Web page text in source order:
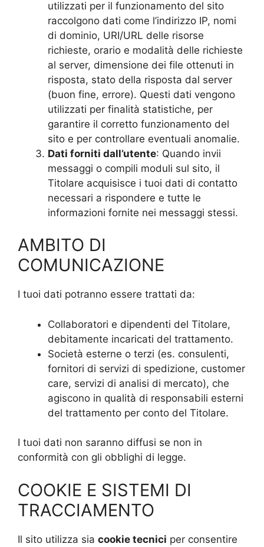
utilizzati per il funzionamento del sito
raccolgono dati come l’indirizzo IP, nomi
di dominio, URI/URL delle risorse
richieste, orario e modalità delle richieste
al server, dimensione dei file ottenuti in
risposta, stato della risposta dal server
(buon fine, errore). Questi dati vengono
utilizzati per finalità statistiche, per
garantire il corretto funzionamento del
sito e per controllare eventuali anomalie.
Dati forniti dall’utente: Quando invii
messaggi o compili moduli sul sito, il
Titolare acquisisce i tuoi dati di contatto
necessari a rispondere e tutte le
informazioni fornite nei messaggi stessi.
AMBITO DI
COMUNICAZIONE
I tuoi dati potranno essere trattati da:
Collaboratori e dipendenti del Titolare,
debitamente incaricati del trattamento.
Società esterne o terzi (es. consulenti,
fornitori di servizi di spedizione, customer
care, servizi di analisi di mercato), che
agiscono in qualità di responsabili esterni
del trattamento per conto del Titolare.
I tuoi dati non saranno diffusi se non in
conformità con gli obblighi di legge.
COOKIE E SISTEMI DI
TRACCIAMENTO
Il sito utilizza sia cookie tecnici per consentire